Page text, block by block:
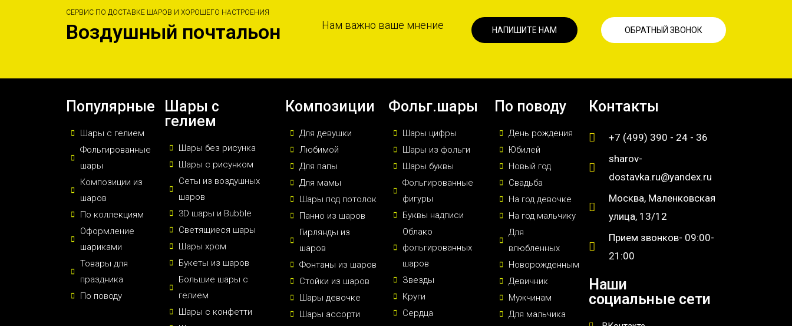
СЕРВИС ПО ДОСТАВКЕ ШАРОВ И ХОРОШЕГО НАСТРОЕНИЯ
Воздушный почтальон Нам важно ваше мнение НАПИШИТЕ НАМ ОБРАТНЫЙ ЗВОНОК
Популярные
Шары с гелием
Фольгированные
шары
Композиции из
шаров
По коллекциям
Оформление
шариками
Товары для
праздника
По поводу
Шары с
гелием
Шары без рисунка
Шары с рисунком
Сеты из воздушных
шаров
3D шары и Bubble
Светящиеся шары
Шары хром
Букеты из шаров
Большие шары с
гелием
Шары с конфетти
Композиции
Для девушки
Любимой
Для папы
Для мамы
Шары под потолок
Панно из шаров
Гирлянды из
шаров
Фонтаны из шаров
Стойки из шаров
Шары девочке
Шары ассорти
Фольг.шары
Шары цифры
Шары из фольги
Шары буквы
Фольгированные
фигуры
Буквы надписи
Облако
фольгированных
шаров
Звезды
Круги
Сердца
По поводу
День рождения
Юбилей
Новый год
Свадьба
На год девочке
На год мальчику
Для
влюбленных
Новорожденным
Девичник
Мужчинам
Для мальчика
Контакты
+7 (499) 390 - 24 - 36
sharov-
dostavka.ru@yandex.ru
Москва, Маленковская
улица, 13/12
Прием звонков- 09:00-
21:00
Наши
социальные сети